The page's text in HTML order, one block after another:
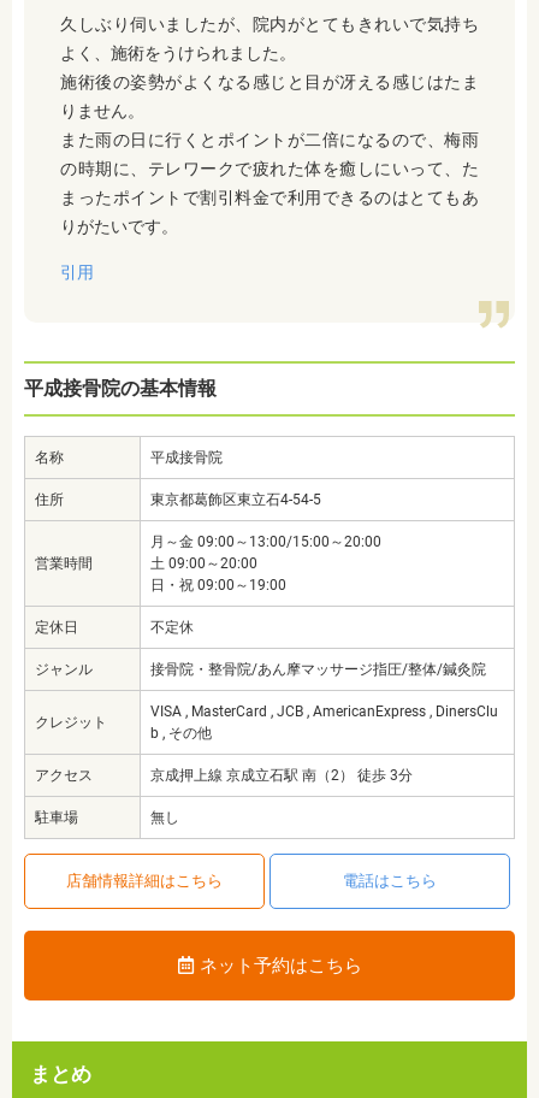
久しぶり伺いましたが、院内がとてもきれいで気持ち
よく、施術をうけられました。
施術後の姿勢がよくなる感じと目が冴える感じはたま
りません。
また雨の日に行くとポイントが二倍になるので、梅雨
の時期に、テレワークで疲れた体を癒しにいって、た
まったポイントで割引料金で利用できるのはとてもあ
りがたいです。
引用
平成接骨院の基本情報
名称 平成接骨院
住所 東京都葛飾区東立石4-54-5
営業時間
月～金 09:00～13:00/15:00～20:00
土 09:00～20:00
日・祝 09:00～19:00
定休日 不定休
ジャンル 接骨院・整骨院/あん摩マッサージ指圧/整体/鍼灸院
クレジット
VISA , MasterCard , JCB , AmericanExpress , DinersClu
b , その他
アクセス 京成押上線 京成立石駅 南（2） 徒歩 3分
駐車場 無し
店舗情報詳細はこちら 電話はこちら
ネット予約はこちら
まとめ